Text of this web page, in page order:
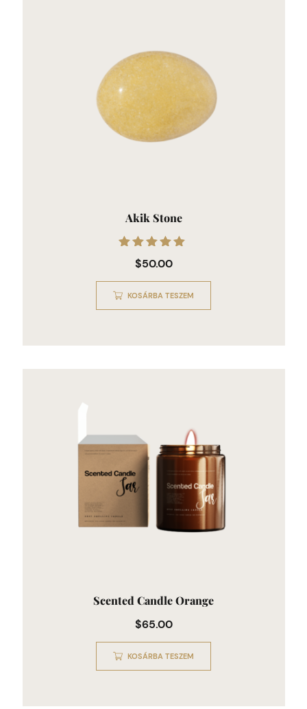
Akik Stone
Értékelés:
5.00
/ 5
$50.00
KOSÁRBA TESZEM
Scented Candle Orange
$65.00
KOSÁRBA TESZEM